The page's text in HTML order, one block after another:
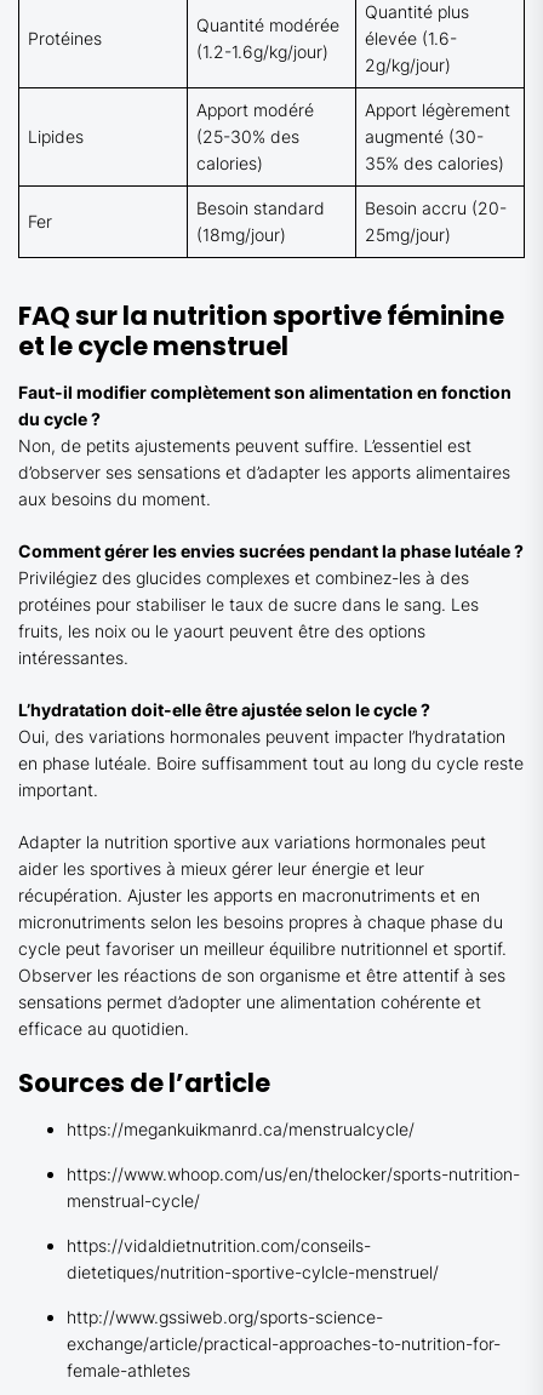
Protéines
Quantité modérée
(1.2-1.6g/kg/jour)
Quantité plus
élevée (1.6-
2g/kg/jour)
Lipides
Apport modéré
(25-30% des
calories)
Apport légèrement
augmenté (30-
35% des calories)
Fer
Besoin standard
(18mg/jour)
Besoin accru (20-
25mg/jour)
FAQ sur la nutrition sportive féminine
et le cycle menstruel
Faut-il modifier complètement son alimentation en fonction
du cycle ?
Non, de petits ajustements peuvent suffire. L’essentiel est
d’observer ses sensations et d’adapter les apports alimentaires
aux besoins du moment.
Comment gérer les envies sucrées pendant la phase lutéale ?
Privilégiez des glucides complexes et combinez-les à des
protéines pour stabiliser le taux de sucre dans le sang. Les
fruits, les noix ou le yaourt peuvent être des options
intéressantes.
L’hydratation doit-elle être ajustée selon le cycle ?
Oui, des variations hormonales peuvent impacter l’hydratation
en phase lutéale. Boire suffisamment tout au long du cycle reste
important.
Adapter la nutrition sportive aux variations hormonales peut
aider les sportives à mieux gérer leur énergie et leur
récupération. Ajuster les apports en macronutriments et en
micronutriments selon les besoins propres à chaque phase du
cycle peut favoriser un meilleur équilibre nutritionnel et sportif.
Observer les réactions de son organisme et être attentif à ses
sensations permet d’adopter une alimentation cohérente et
efficace au quotidien.
Sources de l’article
https://megankuikmanrd.ca/menstrualcycle/
https://www.whoop.com/us/en/thelocker/sports-nutrition-
menstrual-cycle/
https://vidaldietnutrition.com/conseils-
dietetiques/nutrition-sportive-cylcle-menstruel/
http://www.gssiweb.org/sports-science-
exchange/article/practical-approaches-to-nutrition-for-
female-athletes